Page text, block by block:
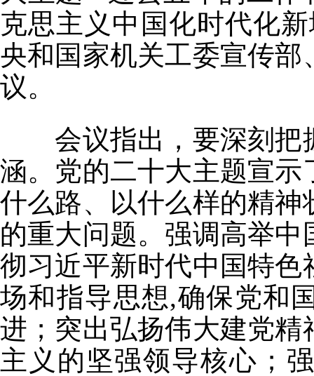
克思主义中国化时代化
央和国家机关工委宣传
议。
会议指出，要深刻把
涵。党的二十大主题宣
什么路、以什么样的精
的重大问题。强调高举
彻习近平新时代中国特
场和指导思想,确保党和
进；突出弘扬伟大建党
主义的坚强领导核心；